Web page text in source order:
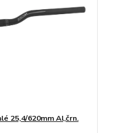
25,4/620mm Al,črn.